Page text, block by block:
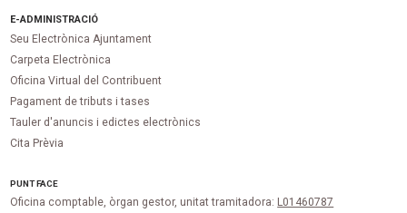
E-ADMINISTRACIÓ
Seu Electrònica Ajuntament
Carpeta Electrònica
Oficina Virtual del Contribuent
Pagament de tributs i tases
Tauler d'anuncis i edictes electrònics
Cita Prèvia
PUNTFACE
Oficina comptable, òrgan gestor, unitat tramitadora: L01460787